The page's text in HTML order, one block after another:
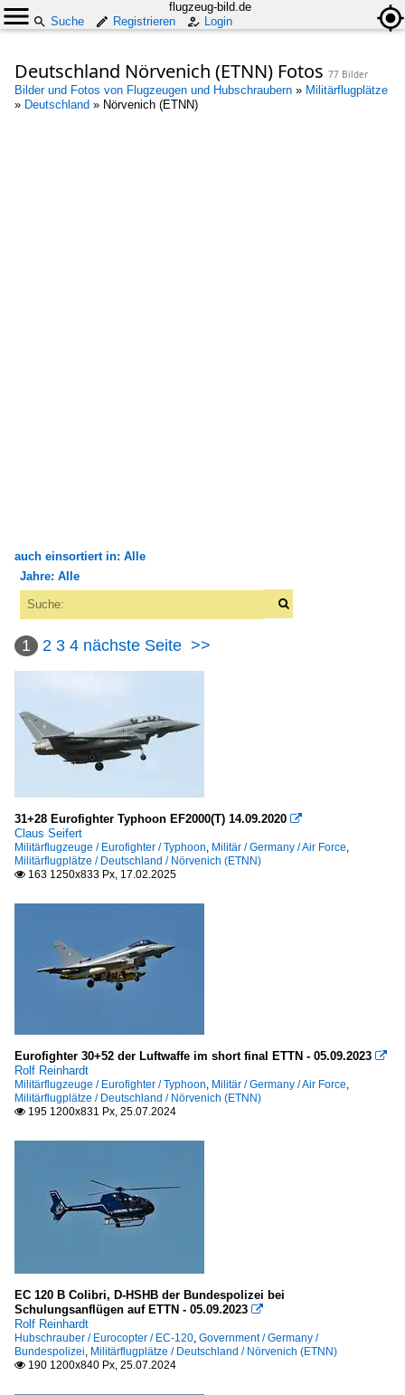
flugzeug-bild.de
Suche
Registrieren Login
Deutschland Nörvenich (ETNN) Fotos 77 Bilder
Bilder und Fotos von Flugzeugen und Hubschraubern » Militärflugplätze
» Deutschland » Nörvenich (ETNN)
auch einsortiert in: Alle
Alle Kategorien
Geschäftsreiseflugzeuge
Gulfstream Aerospace
Government
Germany
Hubschrauber
Bell
Eurocopter
EC-120
Sonstiges
Sonstiges
Kleinflugzeuge
Ultraleicht
B&F Technik Vertrieb „FK-Leichtflugzeuge“, FK-51
Ikarus-Comco, C-42
Jahre: Alle
2017
2020
2023
1 2 3 4 nächste Seite >>
31+28 Eurofighter Typhoon EF2000(T) 14.09.2020 
Claus Seifert
Militärflugzeuge / Eurofighter / Typhoon, Militär / Germany / Air Force,
Militärflugplätze / Deutschland / Nörvenich (ETNN)
 163 1250x833 Px, 17.02.2025
Eurofighter 30+52 der Luftwaffe im short final ETTN - 05.09.2023 
Rolf Reinhardt
Militärflugzeuge / Eurofighter / Typhoon, Militär / Germany / Air Force,
Militärflugplätze / Deutschland / Nörvenich (ETNN)
 195 1200x831 Px, 25.07.2024
EC 120 B Colibri, D-HSHB der Bundespolizei bei
Schulungsanflügen auf ETTN - 05.09.2023 
Rolf Reinhardt
Hubschrauber / Eurocopter / EC-120, Government / Germany /
Bundespolizei, Militärflugplätze / Deutschland / Nörvenich (ETNN)
 190 1200x840 Px, 25.07.2024